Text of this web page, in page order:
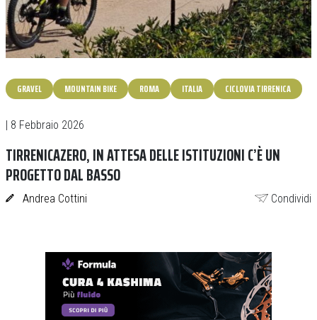
GRAVEL MOUNTAIN BIKE ROMA ITALIA CICLOVIA TIRRENICA
| 8 Febbraio 2026
TIRRENICAZERO, IN ATTESA DELLE ISTITUZIONI C’È UN
PROGETTO DAL BASSO
Andrea Cottini Condividi